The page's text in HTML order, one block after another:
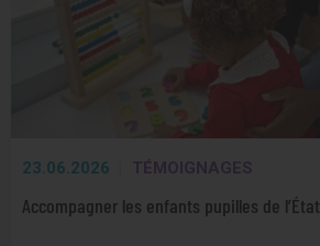
23.06.2026 TÉMOIGNAGES
Accompagner les enfants pupilles de l’État